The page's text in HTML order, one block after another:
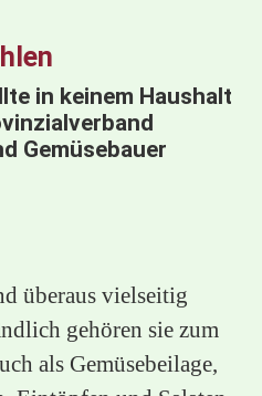
in keinem Haushalt
Gemüsebauer
überaus vielseitig
gehören sie zum
als Gemüsebeilage,